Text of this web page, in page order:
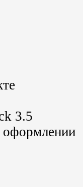
3.5
оформлении